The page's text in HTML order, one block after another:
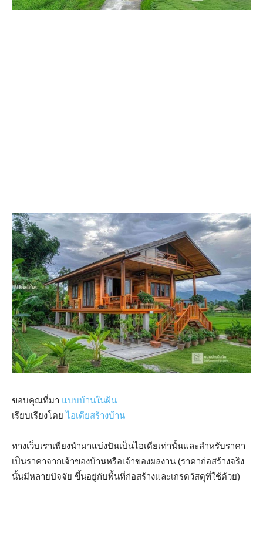
ขอบคุณที่มา แบบบ้านในฝัน
เรียบเรียงโดยไอเดียสร้างบ้าน
ทางเว็บเราเพียงนำมาแบ่งปันเป็นไอเดียเท่านั้นและสำหรับราคา
เป็นราคาจากเจ้าของบ้านหรือเจ้าของผลงาน (ราคาก่อสร้างจริง
นั้นมีหลายปัจจัย ขึ้นอยู่กับพื้นที่ก่อสร้างและเกรดวัสดุที่ใช้ด้วย)